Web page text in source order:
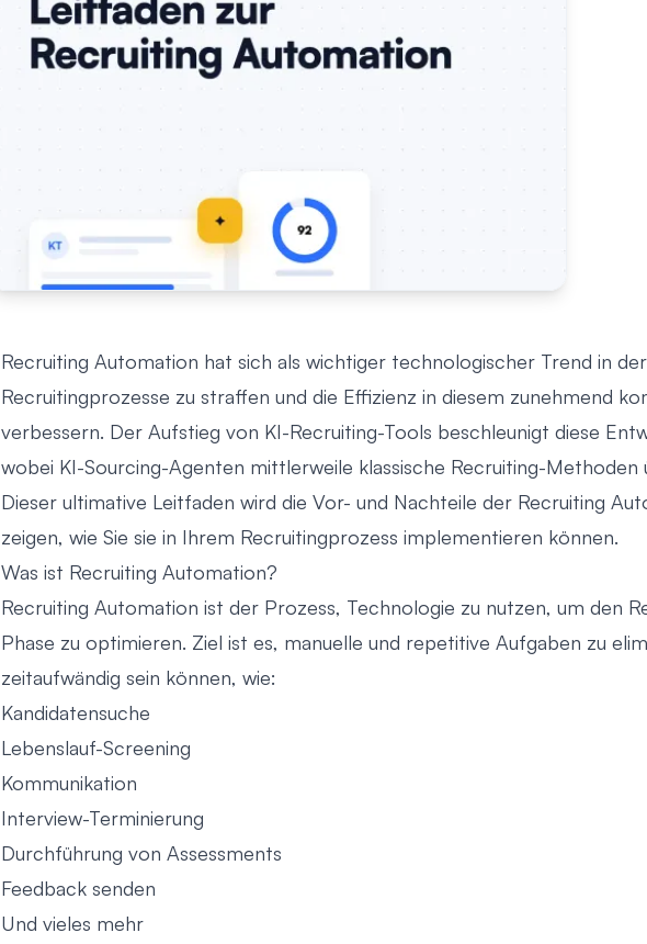
Recruiting Automation hat sich als wichtiger technologischer Trend in
Recruitingprozesse zu straffen und die Effizienz in diesem zunehmend
verbessern. Der Aufstieg von KI-Recruiting-Tools beschleunigt diese
wobei KI-Sourcing-Agenten mittlerweile klassische Recruiting-
Dieser ultimative Leitfaden wird die Vor- und Nachteile der Recruiting
zeigen, wie Sie sie in Ihrem Recruitingprozess implementieren können.
Was ist Recruiting Automation?
Recruiting Automation ist der Prozess, Technologie zu nutzen, um den
Phase zu optimieren. Ziel ist es, manuelle und repetitive Aufgaben zu
zeitaufwändig sein können, wie:
Kandidatensuche
Lebenslauf-Screening
Kommunikation
Interview-Terminierung
Durchführung von Assessments
Feedback senden
Und vieles mehr